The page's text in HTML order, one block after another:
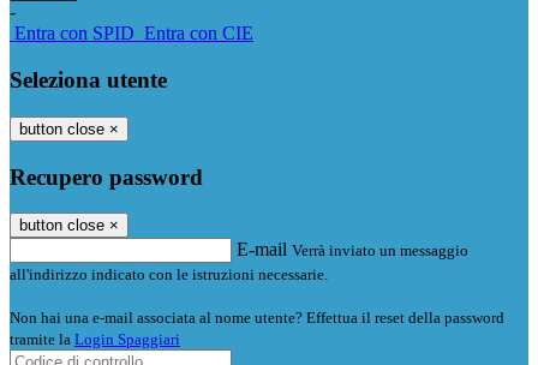
-
Entra con SPID Entra con CIE
Seleziona utente
button close ×
Recupero password
button close ×
E-mail Verrà inviato un messaggio
all'indirizzo indicato con le istruzioni necessarie.
Non hai una e-mail associata al nome utente? Effettua il reset della password
tramite la Login Spaggiari